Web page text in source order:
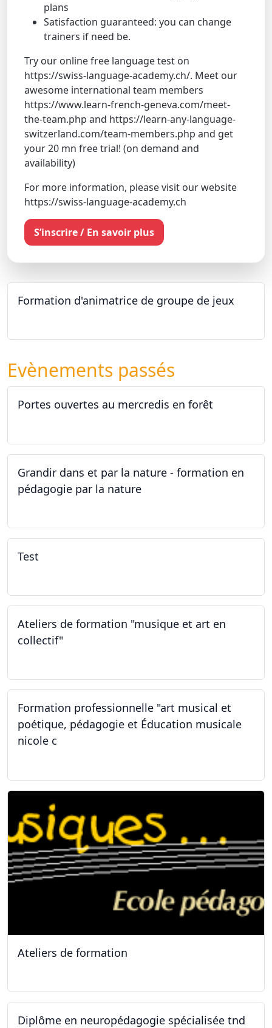
plans
Satisfaction guaranteed: you can change
trainers if need be.
Try our online free language test on
https://swiss-language-academy.ch/. Meet our
awesome international team members
https://www.learn-french-geneva.com/meet-
the-team.php and https://learn-any-language-
switzerland.com/team-members.php and get
your 20 mn free trial! (on demand and
availability)
For more information, please visit our website
https://swiss-language-academy.ch
S’inscrire / En savoir plus
Formation d'animatrice de groupe de jeux
Evènements passés
Portes ouvertes au mercredis en forêt
Grandir dans et par la nature - formation en
pédagogie par la nature
Test
Ateliers de formation "musique et art en
collectif"
Formation professionnelle "art musical et
poétique, pédagogie et Éducation musicale
nicole c
Ateliers de formation
Diplôme en neuropédagogie spécialisée tnd